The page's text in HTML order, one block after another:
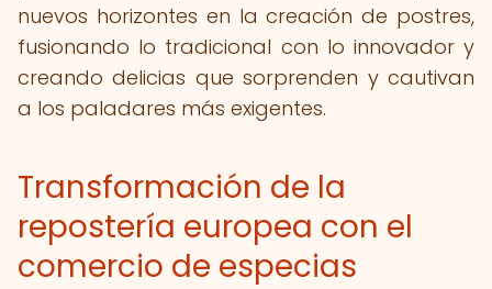
nuevos horizontes en la creación de postres,
fusionando lo tradicional con lo innovador y
creando delicias que sorprenden y cautivan
a los paladares más exigentes.
Transformación de la
repostería europea con el
comercio de especias